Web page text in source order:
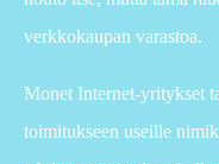
verkkokaupan varastoa.
Monet Internet-yritykset
toimitukseen useille